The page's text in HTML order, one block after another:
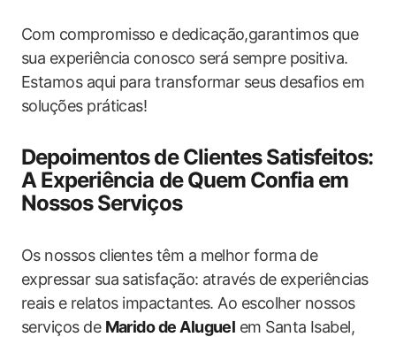
Com compromisso e dedicação,garantimos que
sua experiência conosco será sempre positiva.
Estamos aqui para transformar seus desafios em
soluções práticas!
Depoimentos de Clientes Satisfeitos:
A Experiência de Quem Confia em
Nossos Serviços
Os nossos clientes têm a melhor forma de
expressar sua satisfação: através de experiências
reais e relatos impactantes. Ao escolher nossos
serviços de Marido de Aluguel em Santa Isabel,